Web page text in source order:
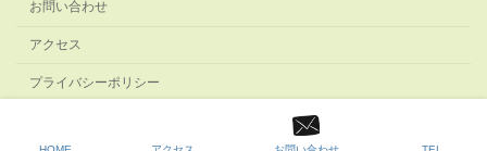
一時保育について
サポート
プライバシーポリシー